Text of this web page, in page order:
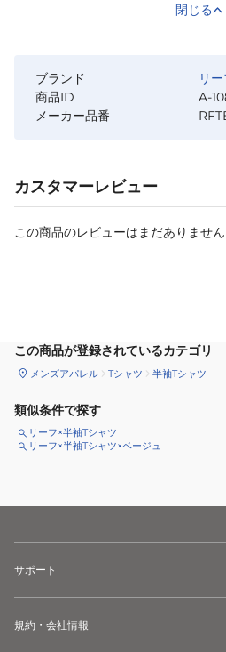
閉じる
ブランド
リ
商品ID
A-
メーカー品番
カスタマーレビュー
この商品のレビューはまだありません
この商品が登録されているカテゴリ
メンズアパレル Tシャツ 半袖Tシャツ
類似条件で探す
リーフ×半袖Tシャツ
リーフ×半袖Tシャツ×ベージュ
サポート
規約・会社情報